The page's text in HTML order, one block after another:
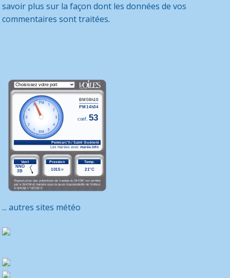
savoir plus sur la façon dont les données de vos
commentaires sont traitées.
... autres sites météo